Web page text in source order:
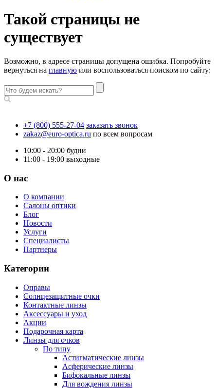
Такой страницы не
существует
Возможно, в адресе страницы допущена ошибка. Попробуйте
вернуться на главную или воспользоваться поиском по сайту:
+7 (800) 555-27-04 заказать звонок
zakaz@euro-optica.ru по всем вопросам
10:00 - 20:00 будни
11:00 - 19:00 выходные
О нас
О компании
Салоны оптики
Блог
Новости
Услуги
Специалисты
Партнеры
Категории
Оправы
Солнцезащитные очки
Контактные линзы
Аксессуары и уход
Акции
Подарочная карта
Линзы для очков
По типу
Астигматические линзы
Асферические линзы
Бифокальные линзы
Для вождения линзы